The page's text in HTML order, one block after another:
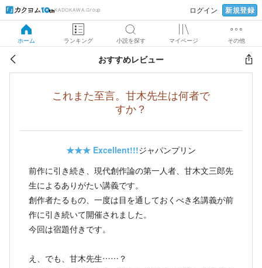
KADOKAWA Group ログイン 新規登録
ホーム ランキング 小説を探す マイページ その他
おすすめレビュー
これまた至言。甘木先生は何者で
すか？
★★★ Excellent!!!ジャパンプリン
前作に引き続き、現代創作論の第一人者、甘木文三郎先
生によるありがたい講義です。
創作者たるもの、一度は目を通しておくべき名講義が前
作に引き続いて開催されました。
今回は宿題付きです。
え、でも、甘木先生……？